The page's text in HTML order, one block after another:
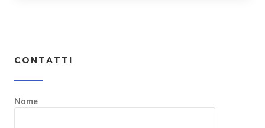
CONTATTI
Nome